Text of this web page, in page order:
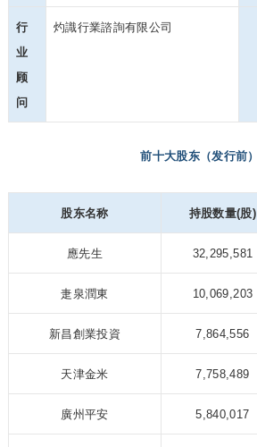
行
业
顾
问
灼識行業諮詢有限公司
前十大股东（发行前）
股东名称 持股数量(股)
應先生 32,295,581
疌泉潤東 10,069,203
新昌創業投資 7,864,556
天津金米 7,758,489
廣州平安 5,840,017